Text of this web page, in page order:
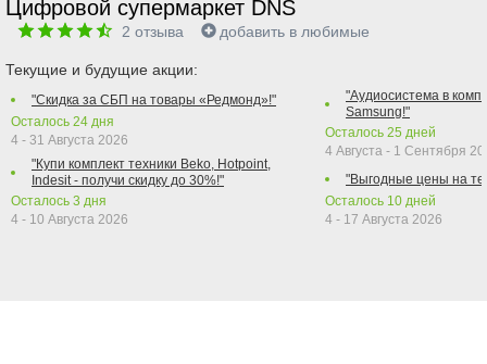
Цифровой супермаркет DNS
2 отзыва добавить в любимые
Текущие и будущие акции:
"Скидка за СБП на товары «Редмонд»!"
Осталось 24 дня
4 - 31 Августа 2026
"Купи комплект техники Beko, Hotpoint,
Indesit - получи скидку до 30%!"
Осталось 3 дня
4 - 10 Августа 2026
"Аудиосистема в
Samsung!"
Осталось 25 дней
4 Августа - 1 Сентября
"Выгодные цены на
Осталось 10 дней
4 - 17 Августа 2026